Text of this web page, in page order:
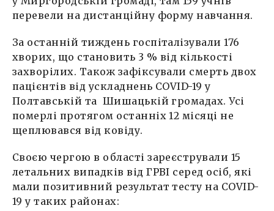
перевели на дистанційну форму навчання.
За останній тиждень госпіталізували 176
хворих, що становить 3 % від кількості
захворілих. Також зафіксували смерть двох
пацієнтів від ускладнень COVID-19 у
Полтавській та Шишацькій громадах. Усі
померлі протягом останніх 12 місяці не
щеплювався від ковіду.
Своєю чергою в області зареєстрували 15
летальних випадків від ГРВІ серед осіб, які
мали позитивний результат тесту на COVID-
19 у таких районах: